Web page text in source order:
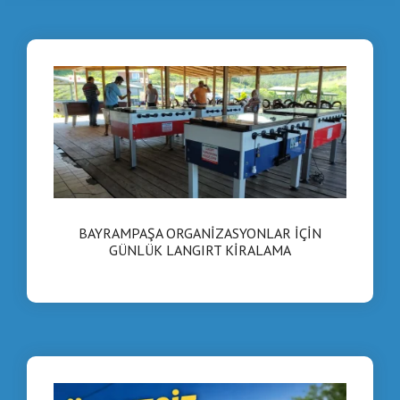
İşletmenizin konseptine uygun çözümler için bizimle
iletişime geçin.
📞 0535 989 04 29
📞 0537 718 07 47
🌐www.langirttamiri.com
#LangirtMasasi #OyunSalonu #JetonluLangirt
#TeknikServis #LangirtServisi #IstanbulLangirt
ORGANİZASYONLAR İÇİN
BAYRAMPAŞA ORGANİZASYONLAR İÇİN
GÜNLÜK LANGIRT KİRALAMA